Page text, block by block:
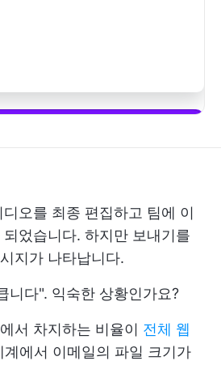
오를 최종 편집하고 팀에 이
었습니다. 하지만 보내기를
지가 나타납니다.
니다". 익숙한 상황인가요?
서 차지하는 비율이 전체 웹
계에서 이메일의 파일 크기가